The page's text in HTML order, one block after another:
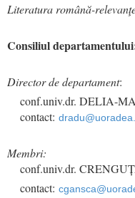
Literatura română-
Consiliul
Director de departament:
conf.univ.dr.
contact:
Membri:
conf.univ.dr.
contact: